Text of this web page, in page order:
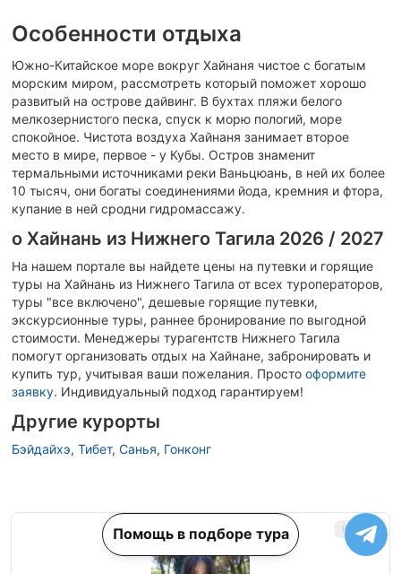
Особенности отдыха
Южно-Китайское море вокруг Хайнаня чистое с богатым
морским миром, рассмотреть который поможет хорошо
развитый на острове дайвинг. В бухтах пляжи белого
мелкозернистого песка, спуск к морю пологий, море
спокойное. Чистота воздуха Хайнаня занимает второе
место в мире, первое - у Кубы. Остров знаменит
термальными источниками реки Ваньцюань, в ней их более
10 тысяч, они богаты соединениями йода, кремния и фтора,
купание в ней сродни гидромассажу.
о Хайнань из Нижнего Тагила 2026 / 2027
На нашем портале вы найдете цены на путевки и горящие
туры на Хайнань из Нижнего Тагила от всех туроператоров,
туры "все включено", дешевые горящие путевки,
экскурсионные туры, раннее бронирование по выгодной
стоимости. Менеджеры турагентств Нижнего Тагила
помогут организовать отдых на Хайнане, забронировать и
купить тур, учитывая ваши пожелания. Просто оформите
заявку. Индивидуальный подход гарантируем!
Другие курорты
Бэйдайхэ, Тибет, Санья, Гонконг
Помощь в подборе тура